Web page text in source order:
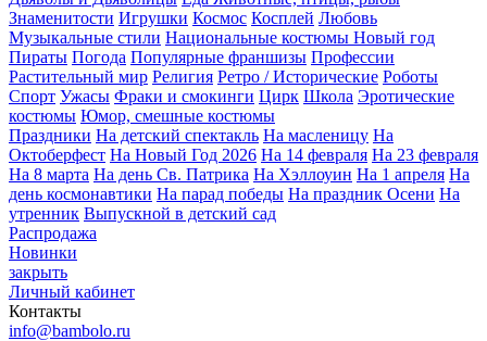
Знаменитости Игрушки Космос Косплей Любовь
Музыкальные стили Национальные костюмы Новый год
Пираты Погода Популярные франшизы Профессии
Растительный мир Религия Ретро / Исторические Роботы
Спорт Ужасы Фраки и смокинги Цирк Школа Эротические
костюмы Юмор, смешные костюмы
Праздники На детский спектакль На масленицу На
Октоберфест На Новый Год 2026 На 14 февраля На 23 февраля
На 8 марта На день Св. Патрика На Хэллоуин На 1 апреля На
день космонавтики На парад победы На праздник Осени На
утренник Выпускной в детский сад
Распродажа
Новинки
закрыть
Личный кабинет
Контакты
info@bambolo.ru